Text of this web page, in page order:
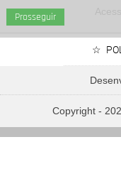
Prosseguir
que passarão o Dia
Copyright -